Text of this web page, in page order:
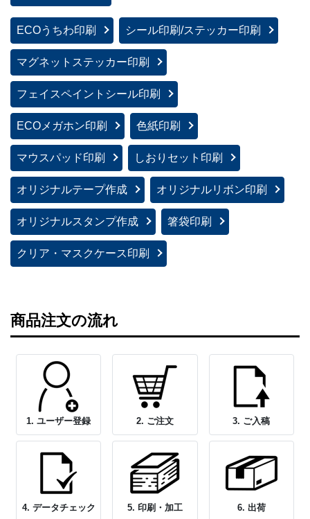
ECOうちわ印刷 シール印刷/ステッカー印刷
マグネットステッカー印刷
フェイスペイントシール印刷
ECOメガホン印刷 色紙印刷
マウスパッド印刷 しおりセット印刷
オリジナルテープ作成 オリジナルリボン印刷
オリジナルスタンプ作成 箸袋印刷
クリア・マスクケース印刷
商品注文の流れ
1. ユーザー登録 2. ご注文 3. ご入稿
4. データチェック 5. 印刷・加工 6. 出荷